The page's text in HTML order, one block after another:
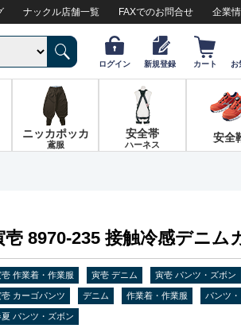
ナックル店舗一覧 FAXでのお問合せ 企業
ログイン 新規登録 カート お
ニッカポッカ
鳶服
安全帯
ハーネス
安全
壱 8970-235 接触冷感デニ
壱 作業着・作業服 寅壱 デニム 寅壱 パンツ・ズボン
壱 カーゴパンツ デニム 作業着・作業服 パンツ
夏 パンツ・ズボン